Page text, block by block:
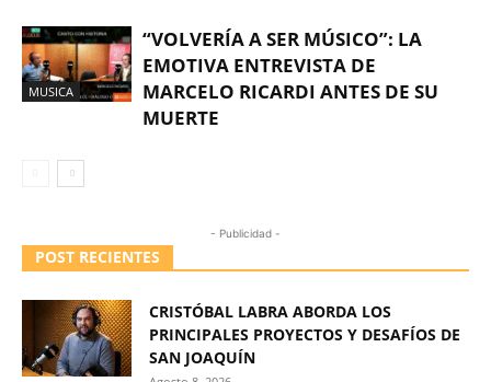
MUSICA
“VOLVERÍA A SER MÚSICO”: LA
EMOTIVA ENTREVISTA DE
MARCELO RICARDI ANTES DE SU
MUERTE
- Publicidad -
POST RECIENTES
CRISTÓBAL LABRA ABORDA LOS
PRINCIPALES PROYECTOS Y DESAFÍOS DE
SAN JOAQUÍN